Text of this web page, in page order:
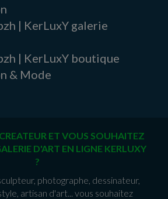
| KerLuxY galerie
| KerLuxY boutique
& Mode
ET VOUS SOUHAITEZ
D'ART EN LIGNE KERLUXY
?
photographe, dessinateur,
artisan d'art... vous souhaitez